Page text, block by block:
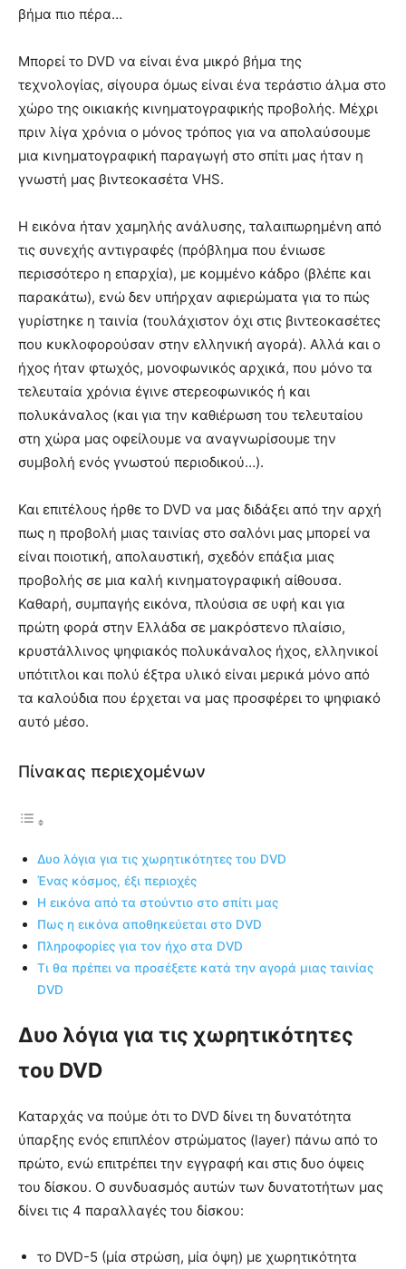
βήμα πιο πέρα…
Μπορεί το DVD να είναι ένα μικρό βήμα της
τεχνολογίας, σίγουρα όμως είναι ένα τεράστιο άλμα στο
χώρο της οικιακής κινηματογραφικής προβολής. Μέχρι
πριν λίγα χρόνια ο μόνος τρόπος για να απολαύσουμε
μια κινηματογραφική παραγωγή στο σπίτι μας ήταν η
γνωστή μας βιντεοκασέτα VHS.
Η εικόνα ήταν χαμηλής ανάλυσης, ταλαιπωρημένη από
τις συνεχής αντιγραφές (πρόβλημα που ένιωσε
περισσότερο η επαρχία), με κομμένο κάδρο (βλέπε και
παρακάτω), ενώ δεν υπήρχαν αφιερώματα για το πώς
γυρίστηκε η ταινία (τουλάχιστον όχι στις βιντεοκασέτες
που κυκλοφορούσαν στην ελληνική αγορά). Αλλά και ο
ήχος ήταν φτωχός, μονοφωνικός αρχικά, που μόνο τα
τελευταία χρόνια έγινε στερεοφωνικός ή και
πολυκάναλος (και για την καθιέρωση του τελευταίου
στη χώρα μας οφείλουμε να αναγνωρίσουμε την
συμβολή ενός γνωστού περιοδικού…).
Και επιτέλους ήρθε το DVD να μας διδάξει από την αρχή
πως η προβολή μιας ταινίας στο σαλόνι μας μπορεί να
είναι ποιοτική, απολαυστική, σχεδόν επάξια μιας
προβολής σε μια καλή κινηματογραφική αίθουσα.
Καθαρή, συμπαγής εικόνα, πλούσια σε υφή και για
πρώτη φορά στην Ελλάδα σε μακρόστενο πλαίσιο,
κρυστάλλινος ψηφιακός πολυκάναλος ήχος, ελληνικοί
υπότιτλοι και πολύ έξτρα υλικό είναι μερικά μόνο από
τα καλούδια που έρχεται να μας προσφέρει το ψηφιακό
αυτό μέσο.
Πίνακας περιεχομένων
Δυο λόγια για τις χωρητικότητες του DVD
Ένας κόσμος, έξι περιοχές
Η εικόνα από τα στούντιο στο σπίτι μας
Πως η εικόνα αποθηκεύεται στο DVD
Πληροφορίες για τον ήχο στα DVD
Τι θα πρέπει να προσέξετε κατά την αγορά μιας ταινίας
DVD
Δυο λόγια για τις χωρητικότητες
του DVD
Καταρχάς να πούμε ότι το DVD δίνει τη δυνατότητα
ύπαρξης ενός επιπλέον στρώματος (layer) πάνω από το
πρώτο, ενώ επιτρέπει την εγγραφή και στις δυο όψεις
του δίσκου. Ο συνδυασμός αυτών των δυνατοτήτων μας
δίνει τις 4 παραλλαγές του δίσκου:
το DVD-5 (μία στρώση, μία όψη) με χωρητικότητα